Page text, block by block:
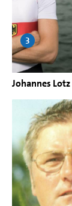
Johannes Lotz
3